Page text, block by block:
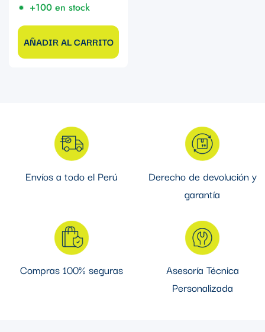
+100 en stock
AÑADIR AL CARRITO
Envíos a todo el Perú
Derecho de devolución y
garantía
Compras 100% seguras
Asesoría Técnica
Personalizada